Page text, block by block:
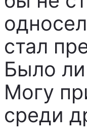
стал
Было
Могу
среди